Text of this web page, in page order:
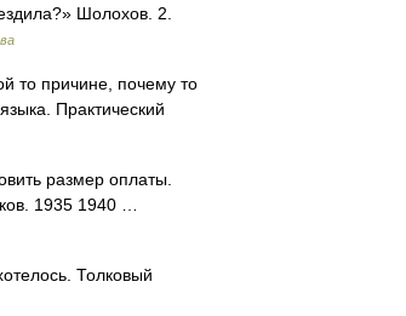
Шолохов. 2.
то причине, почему то
Практический
размер оплаты.
1935 1940 …
Толковый